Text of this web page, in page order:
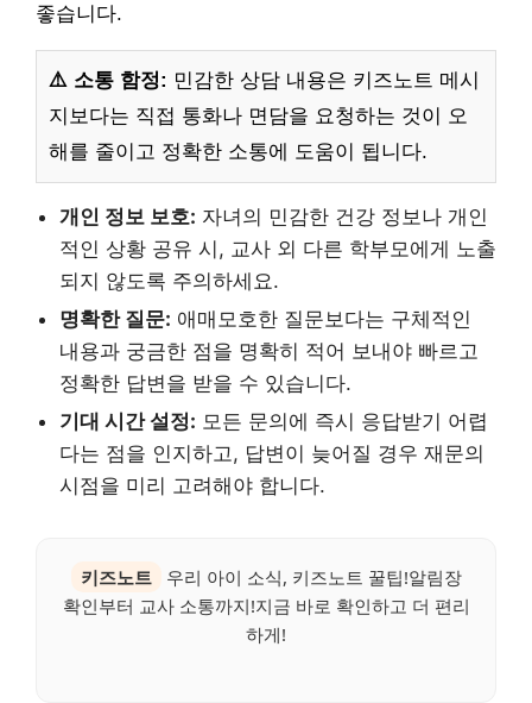
좋습니다.
⚠️ 소통 함정: 민감한 상담 내용은 키즈노트 메시
지보다는 직접 통화나 면담을 요청하는 것이 오
해를 줄이고 정확한 소통에 도움이 됩니다.
개인 정보 보호: 자녀의 민감한 건강 정보나 개인
적인 상황 공유 시, 교사 외 다른 학부모에게 노출
되지 않도록 주의하세요.
명확한 질문: 애매모호한 질문보다는 구체적인
내용과 궁금한 점을 명확히 적어 보내야 빠르고
정확한 답변을 받을 수 있습니다.
기대 시간 설정: 모든 문의에 즉시 응답받기 어렵
다는 점을 인지하고, 답변이 늦어질 경우 재문의
시점을 미리 고려해야 합니다.
키즈노트
우리 아이 소식, 키즈노트 꿀팁!알림장
확인부터 교사 소통까지!지금 바로 확인하고 더 편리
하게!